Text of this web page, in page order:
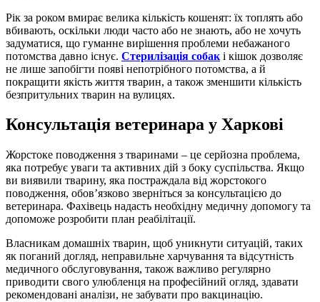
Рік за роком вмирає велика кількість кошенят: їх топлять або
вбивають, оскільки люди часто або не знають, або не хочуть
задуматися, що гуманне вирішення проблеми небажаного
потомства давно існує. Стерилізація собак і кішок дозволяє
не лише запобігти появі непотрібного потомства, а й
покращити якість життя тварин, а також зменшити кількість
безпритульних тварин на вулицях.
Консультація ветеринара у Харкові
Жорстоке поводження з тваринами – це серйозна проблема,
яка потребує уваги та активних дій з боку суспільства. Якщо
ви виявили тварину, яка постраждала від жорстокого
поводження, обов’язково зверніться за консультацією до
ветеринара. Фахівець надасть необхідну медичну допомогу та
допоможе розробити план реабілітації.
Власникам домашніх тварин, щоб уникнути ситуацій, таких
як поганий догляд, неправильне харчування та відсутність
медичного обслуговування, також важливо регулярно
приводити свого улюбленця на професійний огляд, здавати
рекомендовані аналізи, не забувати про вакцинацію.